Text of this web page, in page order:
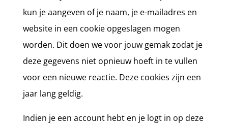
kun je aangeven of je naam, je e-mailadres en
website in een cookie opgeslagen mogen
worden. Dit doen we voor jouw gemak zodat je
deze gegevens niet opnieuw hoeft in te vullen
voor een nieuwe reactie. Deze cookies zijn een
jaar lang geldig.
Indien je een account hebt en je logt in op deze